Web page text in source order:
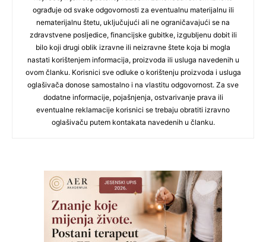
ograđuje od svake odgovornosti za eventualnu materijalnu ili
nematerijalnu štetu, uključujući ali ne ograničavajući se na
zdravstvene posljedice, financijske gubitke, izgubljenu dobit ili
bilo koji drugi oblik izravne ili neizravne štete koja bi mogla
nastati korištenjem informacija, proizvoda ili usluga navedenih u
ovom članku. Korisnici sve odluke o korištenju proizvoda i usluga
oglašivača donose samostalno i na vlastitu odgovornost. Za sve
dodatne informacije, pojašnjenja, ostvarivanje prava ili
eventualne reklamacije korisnici se trebaju obratiti izravno
oglašivaču putem kontakata navedenih u članku.